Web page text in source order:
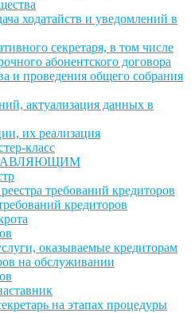
ходатайств и уведомлений в
секретаря, в том числе
абонентского договора
и проведения общего собрания
актуализация данных в
их реализация
класс
требований кредиторов
кредиторов
оказываемые кредиторам
на обслуживании
на этапах процедуры